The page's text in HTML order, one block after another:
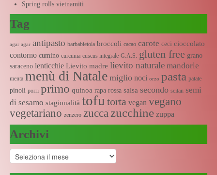
Spring rolls vietnamiti
Tag
agar agar antipasto barbabietola broccoli cacao carote ceci cioccolato
contorno cumino curcuma cuscus integrale G.A.S. gluten free grano
saraceno lenticchie Lievito madre lievito naturale mandorle
menta menù di Natale miglio noci orzo pasta patate
pinoli porri primo quinoa rapa rossa salsa secondo seitan semi
di sesamo stagionalità tofu torta vegan vegano
vegetariano zenzero zucca zucchine zuppa
Archivi
Archivi